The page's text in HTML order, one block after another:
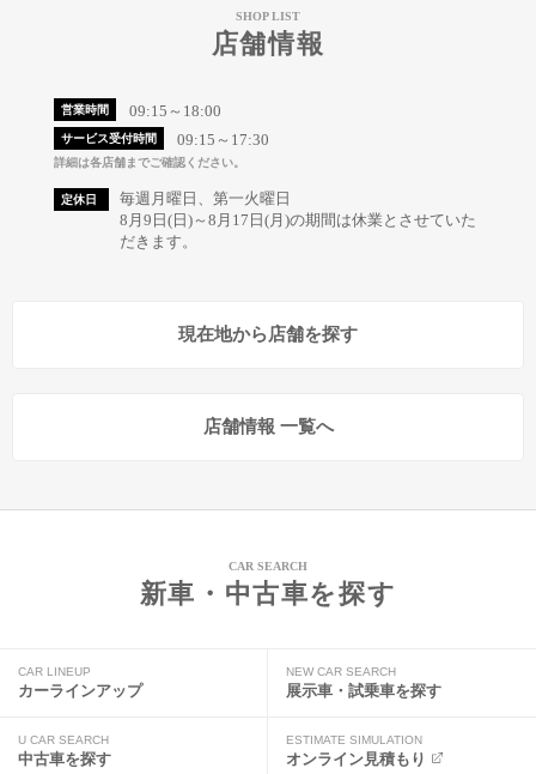
SHOP LIST
店舗情報
営業時間 09:15～18:00
サービス受付時間 09:15～17:30
詳細は各店舗までご確認ください。
定休日
毎週月曜日、第一火曜日
8月9日(日)～8月17日(月)の期間は休業とさせていた
だきます。
現在地から店舗を探す
店舗情報 一覧へ
CAR SEARCH
新車・中古車を探す
CAR LINEUP
カーラインアップ
NEW CAR SEARCH
展示車・試乗車を探す
U CAR SEARCH
中古車を探す
ESTIMATE SIMULATION
オンライン見積もり